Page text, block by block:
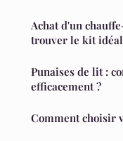
Achat d'un
trouver le kit idéal
Punaises de lit :
efficacement ?
Comment choisir